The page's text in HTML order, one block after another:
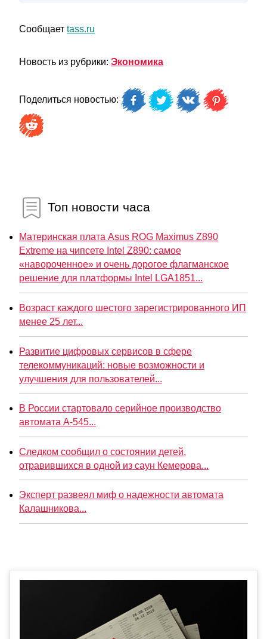
Сообщает tass.ru
Новость из рубрики: Экономика
Поделиться новостью:
Топ новости часа
Материнская плата Asus ROG Maximus Z890
Extreme на чипсете Intel Z890: самое
«навороченное» и очень дорогое флагманское
решение для платформы Intel LGA1851...
Возраст каждого шестого зарегистрированного ИП
менее 25 лет...
Развитие цифровых сервисов в сфере
телекоммуникаций: новые возможности и
улучшения для пользователей...
В России стартовало серийное производство
автомата А-545...
Следком сообщил о состоянии детей,
отравившихся в одной из саун Кемерова...
Эксперт развеял миф о надежности автомата
Калашникова...